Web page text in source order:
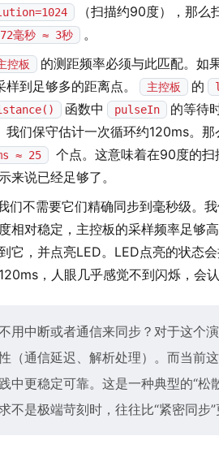
（扫描约90度），那
毫秒 ≈ 3秒
。
控板
的测距频率必须与此匹配。如
到足够多的距离点。
主控板 的
函数中 pulseIn 的等待
我们保守估计一次循环约120ms。
≈ 25
个点。这意味着在90度的
来说已经足够了。
们不需要它们精确同步到毫秒级。
相对稳定，主控板的采样频率足够
它，并点亮LED。LED点亮的状态
，人眼几乎感觉不到闪烁，会
用中断或者通信来同步？对于这个
（通信延迟、解析处理）。而当前
中更稳定可靠。这是一种典型的“松
不是极端苛刻时，往往比“紧密同步